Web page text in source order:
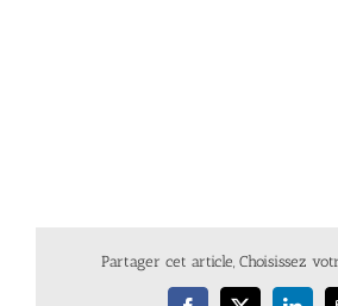
Partager cet article, Choisissez